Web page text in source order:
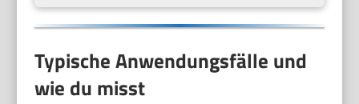
Typische Anwendungsfälle und
wie du misst